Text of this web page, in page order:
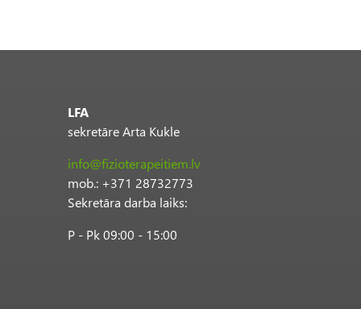
LFA
sekretāre Arta Kukle
info@fizioterapeitiem.lv
mob.: +371 28732773
Sekretāra darba laiks:
P - Pk 09:00 - 15:00